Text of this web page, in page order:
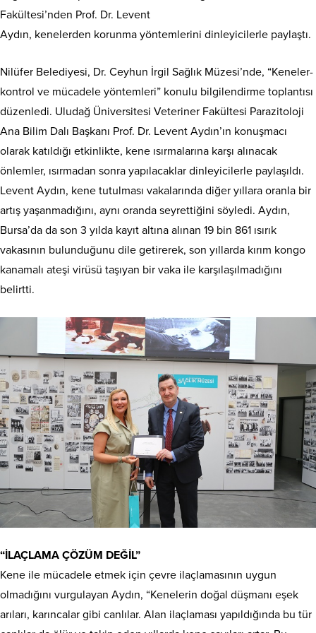
Fakültesi’nden Prof. Dr. Levent
Aydın, kenelerden korunma yöntemlerini dinleyicilerle paylaştı.
Nilüfer Belediyesi, Dr. Ceyhun İrgil Sağlık Müzesi’nde, “Keneler-
kontrol ve mücadele yöntemleri” konulu bilgilendirme toplantısı
düzenledi. Uludağ Üniversitesi Veteriner Fakültesi Parazitoloji
Ana Bilim Dalı Başkanı Prof. Dr. Levent Aydın’ın konuşmacı
olarak katıldığı etkinlikte, kene ısırmalarına karşı alınacak
önlemler, ısırmadan sonra yapılacaklar dinleyicilerle paylaşıldı.
Levent Aydın, kene tutulması vakalarında diğer yıllara oranla bir
artış yaşanmadığını, aynı oranda seyrettiğini söyledi. Aydın,
Bursa’da da son 3 yılda kayıt altına alınan 19 bin 861 ısırık
vakasının bulunduğunu dile getirerek, son yıllarda kırım kongo
kanamalı ateşi virüsü taşıyan bir vaka ile karşılaşılmadığını
belirtti.
“İLAÇLAMA ÇÖZÜM DEĞİL”
Kene ile mücadele etmek için çevre ilaçlamasının uygun
olmadığını vurgulayan Aydın, “Kenelerin doğal düşmanı eşek
arıları, karıncalar gibi canlılar. Alan ilaçlaması yapıldığında bu tür